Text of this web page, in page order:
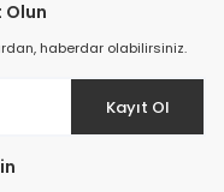
Olun
haberdar olabilirsiniz.
Kayıt Ol